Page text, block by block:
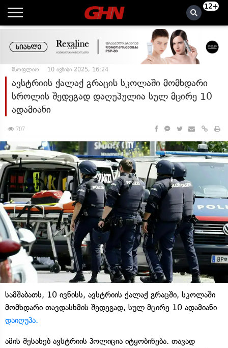
12+
მსოფლიო 10 ივნისი 2025, 16:24
ავსტრიის ქალაქ გრაცის სკოლაში მომხდარი
სროლის შედეგად დაღუპულია სულ მცირე 10
ადამიანი
707
სამშაბათს, 10 ივნისს, ავსტრიის ქალაქ გრაცში, სკოლაში
მომხდარი თავდასხმის შედეგად, სულ მცირე 10 ადამიანი
დაიღუპა.
ამის შესახებ ავსტრიის პოლიცია იტყობინება. თავად